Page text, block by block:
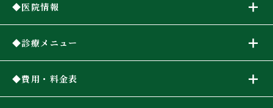
医院情報
診療メニュー
費用・料金表